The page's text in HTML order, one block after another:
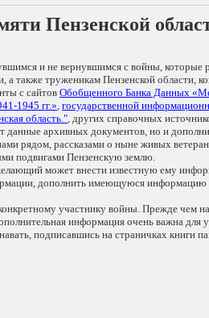
Пензенской
и не вернувшимся с войны, которые
также труженикам Пензенской области,
с сайтовОбобщенного Банка Данных
1945 гг.», государственной
область.", других справочных
данные архивных документов, но и
рядом, рассказами о ныне живых
подвигами Пензенскую землю.
может внести известную ему
дополнить имеющуюся
участнику войны. Прежде чем
информация очень важна для
подписавшись на страничках книги